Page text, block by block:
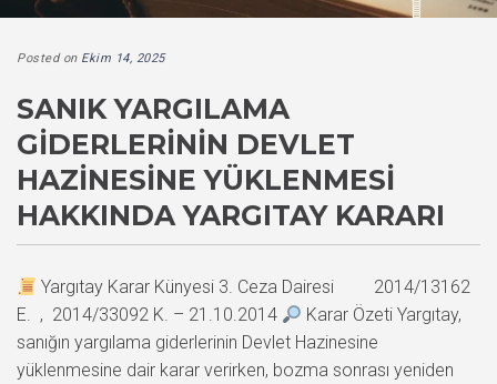
Posted on Ekim 14, 2025
SANIK YARGILAMA
GIDERLERININ DEVLET
HAZINESINE YÜKLENMESI
HAKKINDA YARGITAY KARARI
Yargıtay Karar Künyesi 3. Ceza Dairesi 2014/13162
E. , 2014/33092 K. – 21.10.2014
Karar Özeti Yargıtay,
sanığın yargılama giderlerinin Devlet Hazinesine
yüklenmesine dair karar verirken, bozma sonrası yeniden